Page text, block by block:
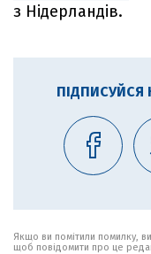
з Нідерландів.
ПІДПИСУЙСЯ
Якщо ви помітили помилку,
щоб повідомити про це